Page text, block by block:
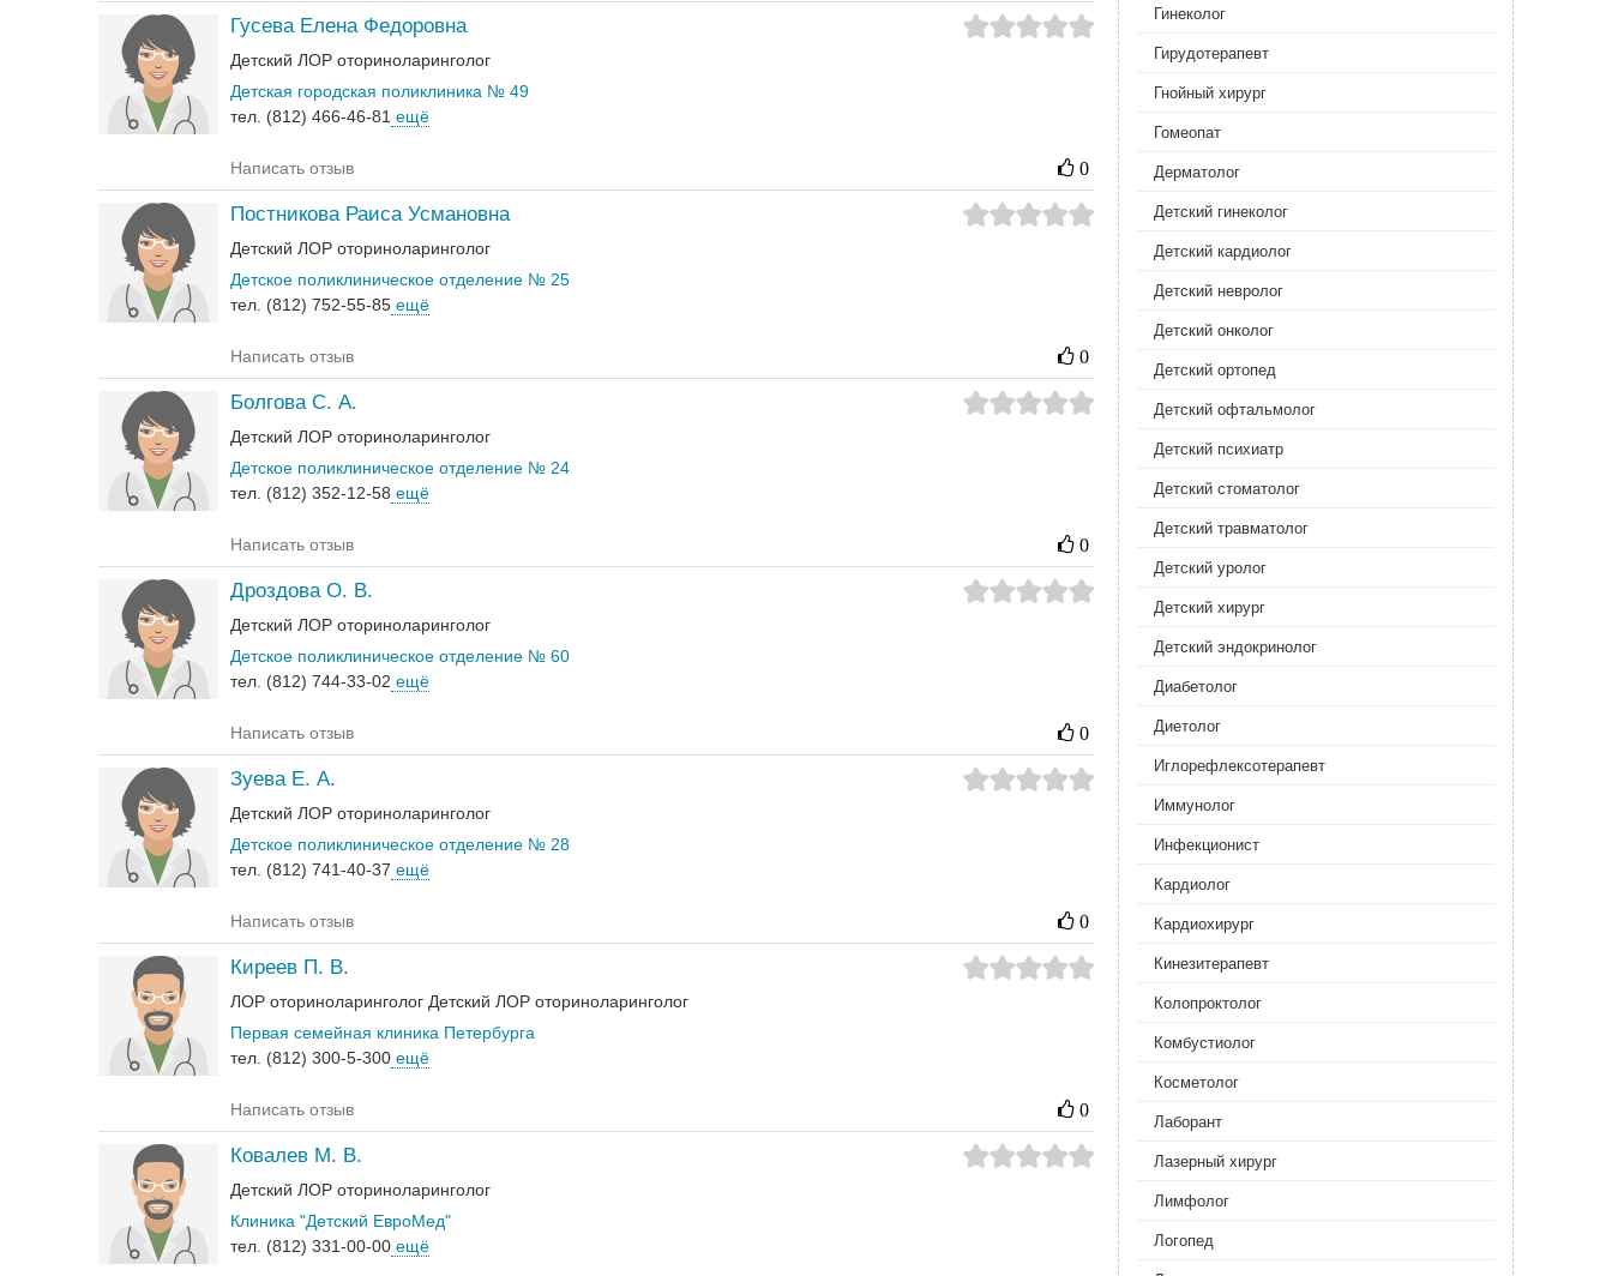
Гусева Елена Федоровна
Детский ЛОР оториноларинголог
Детская городская поликлиника № 49
тел. (812) 466-46-81 ещё
Написать отзыв 0
Постникова Раиса Усмановна
Детский ЛОР оториноларинголог
Детское поликлиническое отделение № 25
тел. (812) 752-55-85 ещё
Написать отзыв 0
Болгова С. А.
Детский ЛОР оториноларинголог
Детское поликлиническое отделение № 24
тел. (812) 352-12-58 ещё
Написать отзыв 0
Дроздова О. В.
Детский ЛОР оториноларинголог
Детское поликлиническое отделение № 60
тел. (812) 744-33-02 ещё
Написать отзыв 0
Зуева Е. А.
Детский ЛОР оториноларинголог
Детское поликлиническое отделение № 28
тел. (812) 741-40-37 ещё
Написать отзыв 0
Киреев П. В.
ЛОР оториноларинголог Детский ЛОР оториноларинголог
Первая семейная клиника Петербурга
тел. (812) 300-5-300 ещё
Написать отзыв 0
Ковалев М. В.
Детский ЛОР оториноларинголог
Клиника "Детский ЕвроМед"
тел. (812) 331-00-00 ещё
Гинеколог
Гирудотерапевт
Гнойный хирург
Гомеопат
Дерматолог
Детский гинеколог
Детский кардиолог
Детский невролог
Детский онколог
Детский ортопед
Детский офтальмолог
Детский психиатр
Детский стоматолог
Детский травматолог
Детский уролог
Детский хирург
Детский эндокринолог
Диабетолог
Диетолог
Иглорефлексотерапевт
Иммунолог
Инфекционист
Кардиолог
Кардиохирург
Кинезитерапевт
Колопроктолог
Комбустиолог
Косметолог
Лаборант
Лазерный хирург
Лимфолог
Логопед